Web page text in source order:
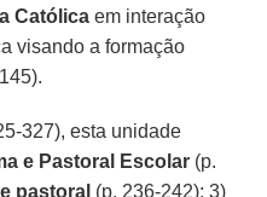
Católica em interação
visando a formação
327), esta unidade
e Pastoral Escolar (p.
pastoral (p. 236-242); 3)